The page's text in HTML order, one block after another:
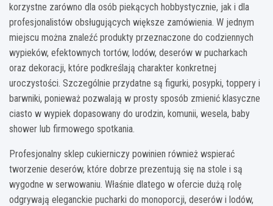
korzystne zarówno dla osób piekących hobbystycznie, jak i dla
profesjonalistów obsługujących większe zamówienia. W jednym
miejscu można znaleźć produkty przeznaczone do codziennych
wypieków, efektownych tortów, lodów, deserów w pucharkach
oraz dekoracji, które podkreślają charakter konkretnej
uroczystości. Szczególnie przydatne są figurki, posypki, toppery i
barwniki, ponieważ pozwalają w prosty sposób zmienić klasyczne
ciasto w wypiek dopasowany do urodzin, komunii, wesela, baby
shower lub firmowego spotkania.
Profesjonalny sklep cukierniczy powinien również wspierać
tworzenie deserów, które dobrze prezentują się na stole i są
wygodne w serwowaniu. Właśnie dlatego w ofercie dużą rolę
odgrywają eleganckie pucharki do monoporcji, deserów i lodów,